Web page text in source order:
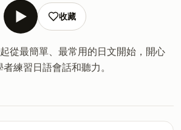
收藏
從最簡單、最常用的日文開始，開心
練習日語會話和聽力。